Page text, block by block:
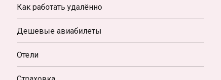
Как работать удалённо
Дешевые авиабилеты
Отели